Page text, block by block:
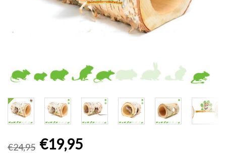
€24,95 €19,95